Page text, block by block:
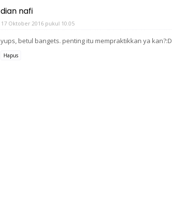
dian nafi
17 Oktober 2016 pukul 10.05
yups, betul bangets. penting itu mempraktikkan ya kan?:D
Hapus